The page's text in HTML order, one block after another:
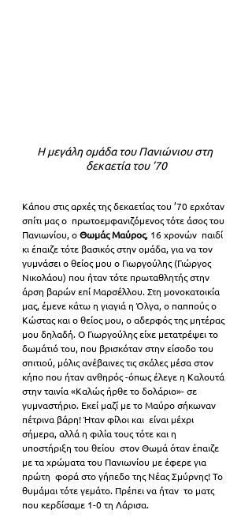
Η μεγάλη ομάδα του Πανιώνιου στη
δεκαετία του ’70
Κάπου στις αρχές της δεκαετίας του ’70 ερχόταν
σπίτι μας ο  πρωτοεμφανιζόμενος τότε άσος του
Πανιωνίου, ο Θωμάς Μαύρος, 16 χρονών  παιδί
κι έπαιζε τότε βασικός στην ομάδα, για να τον
γυμνάσει ο θείος μου ο Γιωργούλης (Γιώργος
Νικολάου) που ήταν τότε πρωταθλητής στην
άρση βαρών επί Μαρσέλλου. Στη μονοκατοικία
μας, έμενε κάτω η γιαγιά η Όλγα, ο παππούς ο
Κώστας και ο θείος μου, ο αδερφός της μητέρας
μου δηλαδή. Ο Γιωργούλης είχε μετατρέψει το
δωμάτιό του, που βρισκόταν στην είσοδο του
σπιτιού, μόλις ανέβαινες τις σκάλες μέσα στον
κήπο που ήταν ανθηρός -όπως έλεγε η Καλουτά
στην ταινία «Καλώς ήρθε το δολάριο»- σε
γυμναστήριο. Εκεί μαζί με το Μαύρο σήκωναν
πέτρινα βάρη! Ήταν φίλοι και  είναι μέχρι
σήμερα, αλλά η φιλία τους τότε και η
υποστήριξη του θείου  στον Θωμά όταν έπαιζε
με τα χρώματα του Πανιωνίου με έφερε για
πρώτη  φορά στο γήπεδο της Νέας Σμύρνης! Το
θυμάμαι τότε γεμάτο. Πρέπει να ήταν  το ματς
που κερδίσαμε 1-0 τη Λάρισα.